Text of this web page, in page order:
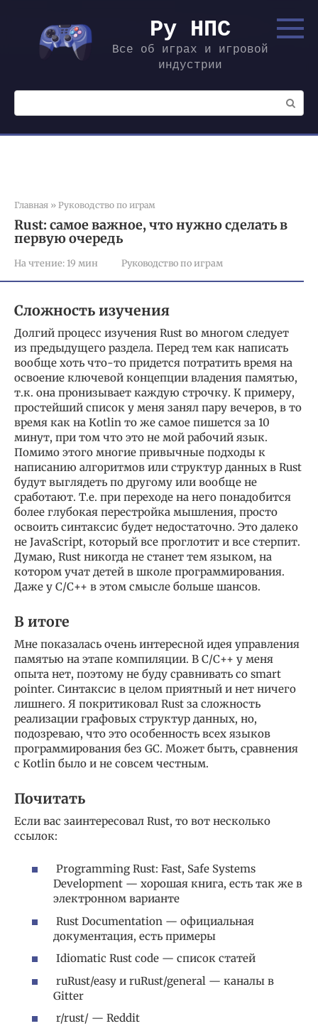
контенту
Ру НПС
Все об играх и игровой
индустрии
Поиск:
Главная » Руководство по играм
Rust: самое важное, что нужно сделать в
первую очередь
На чтение: 19 мин Руководство по играм
Сложность изучения
Долгий процесс изучения Rust во многом следует
из предыдущего раздела. Перед тем как написать
вообще хоть что-то придется потратить время на
освоение ключевой концепции владения памятью,
т.к. она пронизывает каждую строчку. К примеру,
простейший список у меня занял пару вечеров, в то
время как на Kotlin то же самое пишется за 10
минут, при том что это не мой рабочий язык.
Помимо этого многие привычные подходы к
написанию алгоритмов или структур данных в Rust
будут выглядеть по другому или вообще не
сработают. Т.е. при переходе на него понадобится
более глубокая перестройка мышления, просто
освоить синтаксис будет недостаточно. Это далеко
не JavaScript, который все проглотит и все стерпит.
Думаю, Rust никогда не станет тем языком, на
котором учат детей в школе программирования.
Даже у С/С++ в этом смысле больше шансов.
В итоге
Мне показалась очень интересной идея управления
памятью на этапе компиляции. В С/С++ у меня
опыта нет, поэтому не буду сравнивать со smart
pointer. Синтаксис в целом приятный и нет ничего
лишнего. Я покритиковал Rust за сложность
реализации графовых структур данных, но,
подозреваю, что это особенность всех языков
программирования без GC. Может быть, сравнения
с Kotlin было и не совсем честным.
Почитать
Если вас заинтересовал Rust, то вот несколько
ссылок:
Programming Rust: Fast, Safe Systems
Development — хорошая книга, есть так же в
электронном варианте
Rust Documentation — официальная
документация, есть примеры
Idiomatic Rust code — список статей
ruRust/easy и ruRust/general — каналы в
Gitter
r/rust/ — Reddit